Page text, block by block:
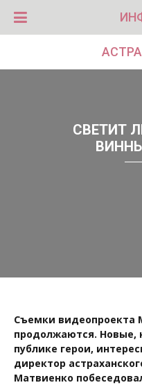
СВЕТИТ
Съемки видеопроекта
продолжаются. Новые,
публике герои,
директор
Матвиенко